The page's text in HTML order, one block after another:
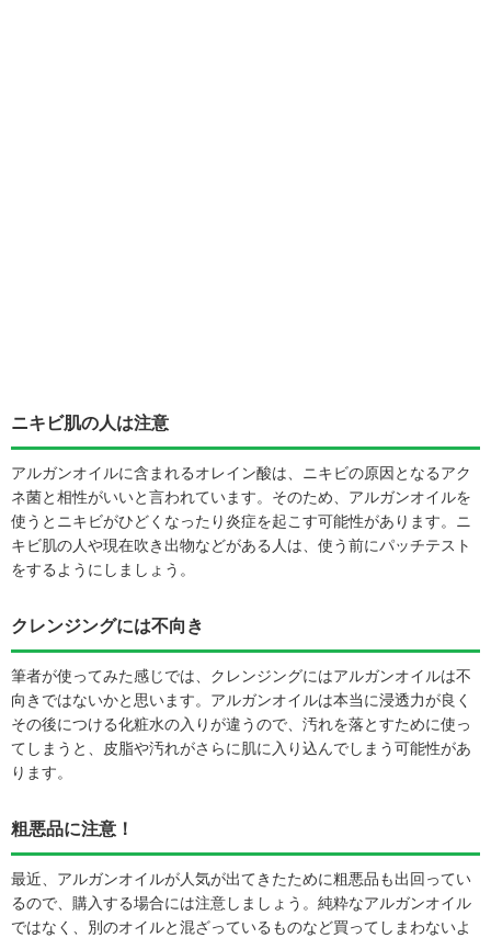
ニキビ肌の人は注意
アルガンオイルに含まれるオレイン酸は、ニキビの原因となるアク
ネ菌と相性がいいと言われています。そのため、アルガンオイルを
使うとニキビがひどくなったり炎症を起こす可能性があります。ニ
キビ肌の人や現在吹き出物などがある人は、使う前にパッチテスト
をするようにしましょう。
クレンジングには不向き
筆者が使ってみた感じでは、クレンジングにはアルガンオイルは不
向きではないかと思います。アルガンオイルは本当に浸透力が良く
その後につける化粧水の入りが違うので、汚れを落とすために使っ
てしまうと、皮脂や汚れがさらに肌に入り込んでしまう可能性があ
ります。
粗悪品に注意！
最近、アルガンオイルが人気が出てきたために粗悪品も出回ってい
るので、購入する場合には注意しましょう。純粋なアルガンオイル
ではなく、別のオイルと混ざっているものなど買ってしまわないよ